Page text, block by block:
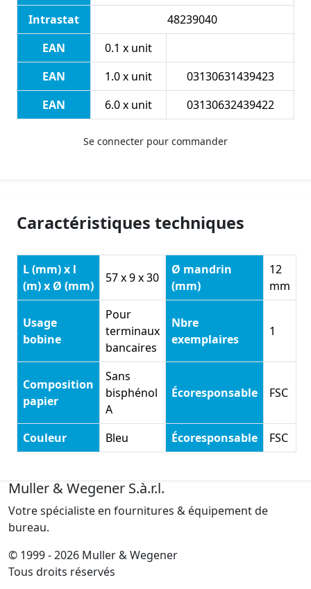
Intrastat
48239040
EAN
0.1 x unit
EAN
1.0 x unit
03130631439423
EAN
6.0 x unit 03130632439422
Se connecter pour commander
Caractéristiques techniques
L (mm) x l
(m) x Ø (mm)
57 x 9 x 30
Ø mandrin
(mm)
12
mm
Usage
bobine
Pour
terminaux
bancaires
Nbre
exemplaires
1
Composition
papier
Sans
bisphénol
A
Écoresponsable FSC
Couleur Bleu Écoresponsable FSC
Muller & Wegener S.à.r.l.
Votre spécialiste en fournitures & équipement de
bureau.
© 1999 - 2026 Muller & Wegener
Tous droits réservés